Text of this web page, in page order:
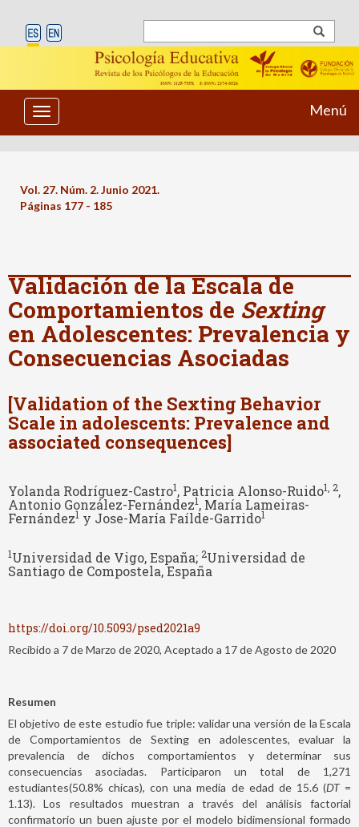
Toggle
navigation
Menú
Vol. 27. Núm. 2. Junio 2021.
Páginas 177 - 185
Validación de la Escala de
Comportamientos de Sexting
en Adolescentes: Prevalencia y
Consecuencias Asociadas
[Validation of the Sexting Behavior
Scale in adolescents: Prevalence and
associated consequences]
Yolanda Rodríguez-Castro1, Patricia Alonso-Ruido1 , 2,
Antonio González-Fernández1, María Lameiras-
Fernández1 y Jose-María Faílde-Garrido1
1Universidad de Vigo, España; 2Universidad de
Santiago de Compostela, España
https://doi.org/10.5093/psed2021a9
Recibido a 7 de Marzo de 2020, Aceptado a 17 de Agosto de 2020
Resumen
El objetivo de este estudio fue triple: validar una versión de la Escala
de Comportamientos de Sexting en adolescentes, evaluar la
prevalencia de dichos comportamientos y determinar sus
consecuencias asociadas. Participaron un total de 1,271
estudiantes(50.8% chicas), con una media de edad de 15.6 (DT=
1.13). Los resultados muestran a través del análisis factorial
confirmatorio un buen ajuste por el modelo bidimensional formado